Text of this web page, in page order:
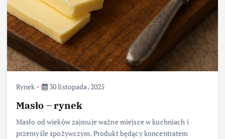
Rynek 30 listopada, 2025
Masło – rynek
Masło od wieków zajmuje ważne miejsce w kuchniach i
przemyśle spożywczym. Produkt będący koncentratem